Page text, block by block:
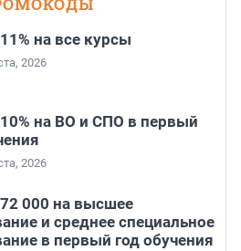
на все курсы
2026
на ВО и СПО в первый
2026
000 на высшее
и среднее специальное
в первый год обучения